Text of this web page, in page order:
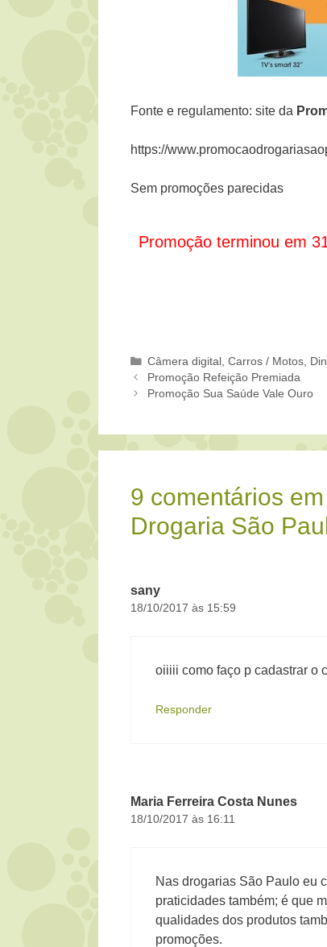
Fonte e regulamento: site da
https://
Sem promoções parecidas
Promoção terminou em
Categorias
Câmera digital ,Carros / Motos
Promoção Refeição Premiada
Promoção Sua Saúde Vale Ouro
9 comentários
Drogaria São
sany
18/10/2017 às 15:59
oiiiii como faço p cadastrar o
Responder
Maria Ferreira Costa Nunes
18/10/2017 às 16:11
Nas drogarias São Paulo eu
praticidades também; é que
qualidades dos produtos
promoções.